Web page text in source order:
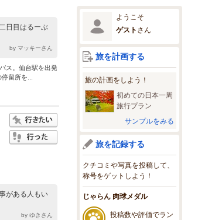
日目はるーぶ
by マッキーさん
ス。仙台駅を出発
留所を...
がある人もい
by ゆきさん
ようこそ
ゲスト さん
旅を計画する
旅の計画をしよう！
初めての日本一周
旅行プラン
サンプルをみる
旅を記録する
クチコミや写真を投稿して、
称号をゲットしよう！
じゃらん 肉球メダル
投稿数や評価でラン